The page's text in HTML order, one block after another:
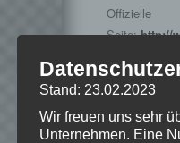
Offizielle
Seite:http://
Stand: 23.02.2023
Wir freuen uns sehr
Unternehmen. Eine